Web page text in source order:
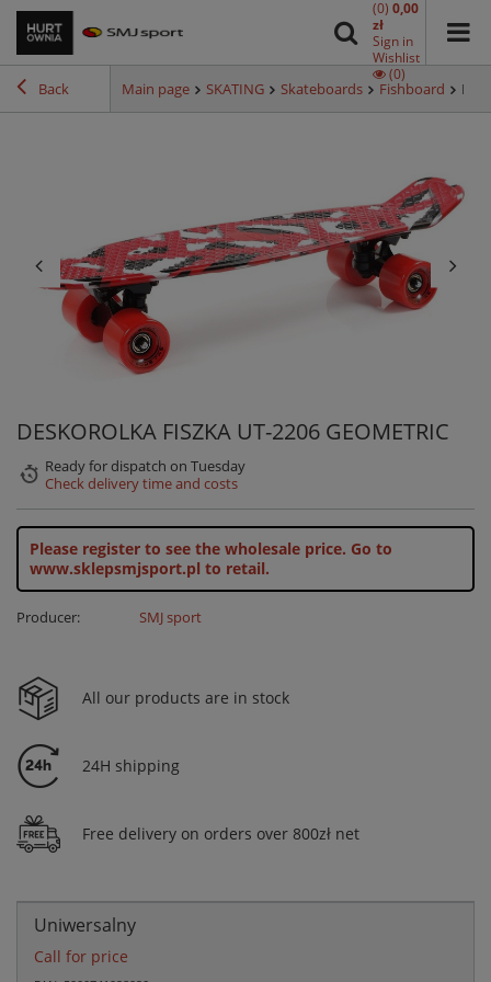
(0) 0,00
zł
Sign in
Wishlist
(0)
Back Main page SKATING Skateboards Fishboard
DESKOROLKA FISZKA UT-2206 GEOMETRIC
Ready for dispatch on Tuesday
Check delivery time and costs
Please register to see the wholesale price. Go to
www.sklepsmjsport.pl to retail.
Producer: SMJ sport
All our products are in stock
24H shipping
Free delivery on orders over 800zł net
Uniwersalny
Call for price